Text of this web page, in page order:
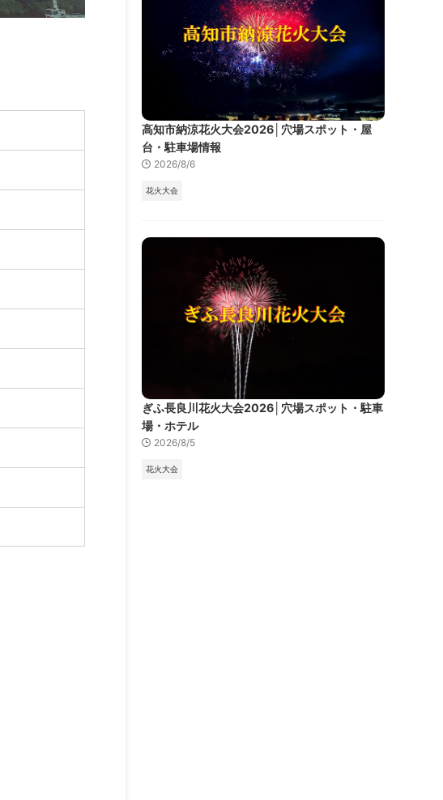
高知市納涼花火大会2026│穴場スポット・屋
台・駐車場情報
2026/8/6
花火大会
ぎふ長良川花火大会2026│穴場スポット・駐車
場・ホテル
2026/8/5
花火大会